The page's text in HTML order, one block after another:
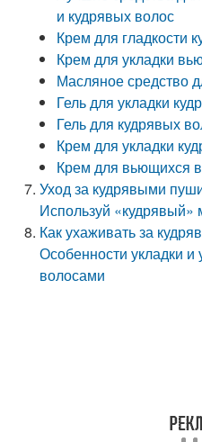
и кудрявых волос
Крем для гладкости
Крем для укладки
Масляное средство
Гель для укладки
Гель для кудрявых
Крем для укладки
Крем для вьющихся
Уход за кудрявыми
Используй «кудрявый»
Как ухаживать за
Особенности укладки и
волосами